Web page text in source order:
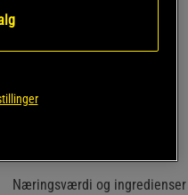
fra M-Nutrition.
Næringsværdi og ingredienser